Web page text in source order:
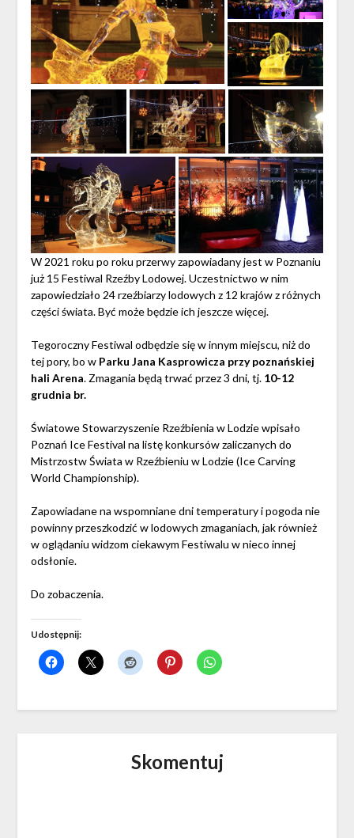
W 2021 roku po roku przerwy zapowiadany jest w Poznaniu
już 15 Festiwal Rzeźby Lodowej. Uczestnictwo w nim
zapowiedziało 24 rzeźbiarzy lodowych z 12 krajów z różnych
części świata. Być może będzie ich jeszcze więcej.
Tegoroczny Festiwal odbędzie się w innym miejscu, niż do
tej pory, bo w Parku Jana Kasprowicza przy poznańskiej
hali Arena. Zmagania będą trwać przez 3 dni, tj. 10-12
grudnia br.
Światowe Stowarzyszenie Rzeźbienia w Lodzie wpisało
Poznań Ice Festival na listę konkursów zaliczanych do
Mistrzostw Świata w Rzeźbieniu w Lodzie (Ice Carving
World Championship).
Zapowiadane na wspomniane dni temperatury i pogoda nie
powinny przeszkodzić w lodowych zmaganiach, jak również
w oglądaniu widzom ciekawym Festiwalu w nieco innej
odsłonie.
Do zobaczenia.
Udostępnij:
Skomentuj